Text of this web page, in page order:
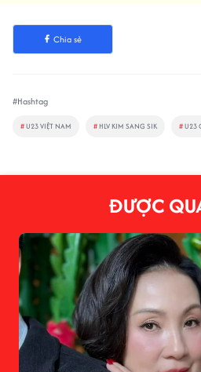
Chia sẻ
#Hashtag
#U23 VIỆT NAM # HLV KIM SANG SIK #U23
ĐƯỢC